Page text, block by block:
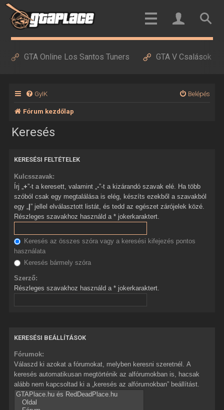
GTA Online Los Santos Tuners GTA V Csalások
GyIK Belépés
Fórum kezdőlap
Keresés
KERESÉSI FELTÉTELEK
Kulcsszavak:
Írj „ +”-t a keresett, valamint „ -”-t a kizárandó szavak elé. Ha több
szóból csak egy megtalálása is elég, készíts ezekből a szavakból
egy „ |” jellel elválasztott listát, és tedd az egészet zárójelek közé.
Részleges szavakhoz használd a * jokerkaraktert.
Keresés az összes szóra vagy a keresési kifejezés pontos
használata
Keresés bármely szóra
Szerző:
Részleges szavakhoz használd a * jokerkaraktert.
KERESÉSI BEÁLLÍTÁSOK
Fórumok:
Válaszd ki azokat a fórumokat, melyben keresni szeretnél. A
keresés automatikusan megtörténik az alfórumokban is, hacsak
alább nem kapcsoltad ki a „keresés az alfórumokban” beállítást.